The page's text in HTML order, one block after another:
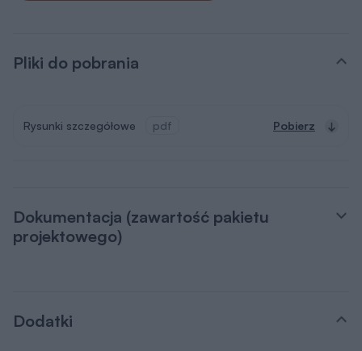
Pliki do pobrania
Rysunki szczegółowe pdf Pobierz
Dokumentacja (zawartość pakietu
projektowego)
Dodatki